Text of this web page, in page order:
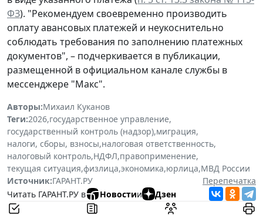
ФЗ). "Рекомендуем своевременно производить
оплату авансовых платежей и неукоснительно
соблюдать требования по заполнению платежных
документов", – подчеркивается в публикации,
размещенной в официальном канале службы в
мессенджере "Макс".
Авторы:Михаил Куканов
Теги:2026,государственное управление,
государственный контроль (надзор),миграция,
налоги, сборы, взносы,налоговая ответственность,
налоговый контроль,НДФЛ,правоприменение,
текущая ситуация,физлица,экономика,юрлица,МВД России
Источник:ГАРАНТ.РУ
Перепечатка
Читать ГАРАНТ.РУ в
Новостии Дзен